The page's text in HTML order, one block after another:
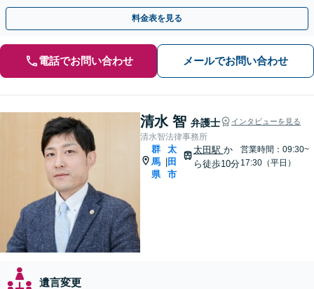
成年後見など就活サポートも行っています。
料金表を見る
電話でお問い合わせ メールでお問い合わせ
清水 智 弁護士 インタビューを見る
清水智法律事務所
群
馬
県
太
田
市
太田駅 か
ら徒歩10分
営業時間：09:30~
17:30（平日）
遺言変更